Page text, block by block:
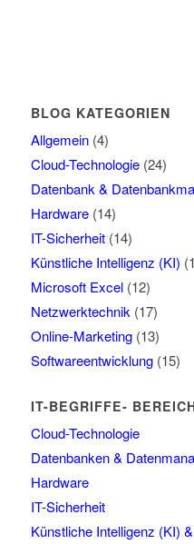
BLOG KATEGORIEN
Allgemein(4)
Cloud-Technologie(24)
Datenbank &
Hardware(14)
IT-Sicherheit(14)
Künstliche Intelligenz (KI)
Microsoft Excel(12)
Netzwerktechnik (17)
Online-Marketing(13)
Softwareentwicklung(15)
IT-BEGRIFFE-
Cloud-Technologie
Datenbanken &
Hardware
IT-Sicherheit
Künstliche Intelligenz (KI)